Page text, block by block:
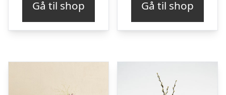
Gå til shop Gå til shop